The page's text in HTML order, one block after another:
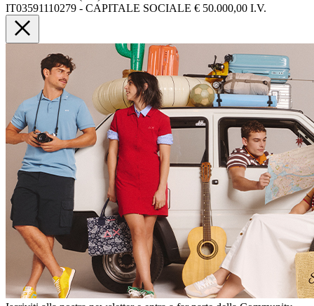
IT03591110279 - CAPITALE SOCIALE € 50.000,00 I.V.